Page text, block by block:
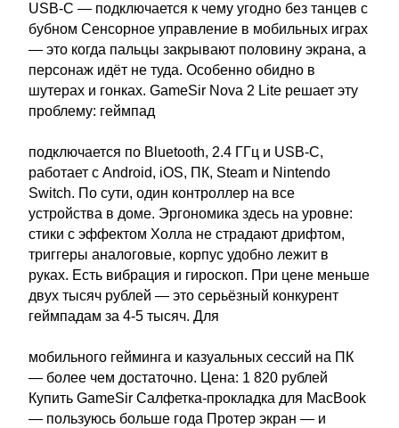
USB-C — подключается к чему угодно без танцев с
бубном Сенсорное управление в мобильных играх
— это когда пальцы закрывают половину экрана, а
персонаж идёт не туда. Особенно обидно в
шутерах и гонках. GameSir Nova 2 Lite решает эту
проблему: геймпад
подключается по Bluetooth, 2.4 ГГц и USB-C,
работает с Android, iOS, ПК, Steam и Nintendo
Switch. По сути, один контроллер на все
устройства в доме. Эргономика здесь на уровне:
стики с эффектом Холла не страдают дрифтом,
триггеры аналоговые, корпус удобно лежит в
руках. Есть вибрация и гироскоп. При цене меньше
двух тысяч рублей — это серьёзный конкурент
геймпадам за 4-5 тысяч. Для
мобильного гейминга и казуальных сессий на ПК
— более чем достаточно. Цена: 1 820 рублей
Купить GameSir Салфетка-прокладка для MacBook
— пользуюсь больше года Протер экран — и